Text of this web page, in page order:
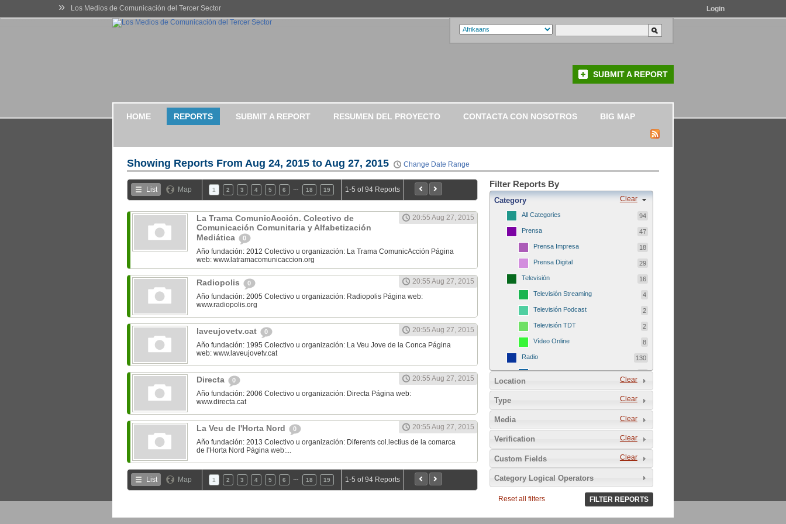
» Los Medios de Comunicación del Tercer Sector Login
SUBMIT A REPORT
HOME REPORTS SUBMIT A REPORT RESUMEN DEL PROYECTO CONTACTA CON NOSOTROS BIG MAP
Showing Reports From Aug 24, 2015 to Aug 27, 2015 Change Date Range
List Map 1 2 3 4 5 6 18 19 1-5 of 94 Reports
La Trama ComunicAcción. Colectivo de
Comunicación Comunitaria y Alfabetización
Mediática
0
20:55 Aug 27, 2015
Año fundación: 2012 Colectivo u organización: La Trama ComunicAcción Página
web: www.latramacomunicaccion.org
Radiopolis 0
20:55 Aug 27, 2015
Año fundación: 2005 Colectivo u organización: Radiopolis Página web:
www.radiopolis.org
laveujovetv.cat 0
20:55 Aug 27, 2015
Año fundación: 1995 Colectivo u organización: La Veu Jove de la Conca Página
web: www.laveujovetv.cat
Directa 0
20:55 Aug 27, 2015
Año fundación: 2006 Colectivo u organización: Directa Página web:
www.directa.cat
La Veu de l'Horta Nord 0
20:55 Aug 27, 2015
Año fundación: 2013 Colectivo u organización: Diferents col.lectius de la comarca
de l'Horta Nord Página web:...
List Map 1 2 3 4 5 6 18 19 1-5 of 94 Reports
Filter Reports By
Clear
Category
All Categories 94
Prensa 47
Prensa Impresa 18
Prensa Digital 29
Televisión 16
Televisión Streaming 4
Televisión Podcast 2
Televisión TDT 2
Vídeo Online 8
Radio 130
Radio FM 46
Radio Podcast 41
1
Autodefinición del medio 179
Comunitario
del Tercer Sector 5
Sin ánimo de lucro
Asociativo 9
Clear
Location
Clear
Type
Clear
Media
Clear
Verification
Clear
Custom Fields
Category Logical Operators
Reset all filters FILTER REPORTS